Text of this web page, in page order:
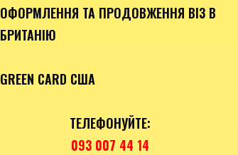
ОФОРМЛЕННЯ ТА ПРОДОВЖЕННЯ ВІЗ В
БРИТАНІЮ
GREEN CARD США
ТЕЛЕФОНУЙТЕ:
093 007 44 14